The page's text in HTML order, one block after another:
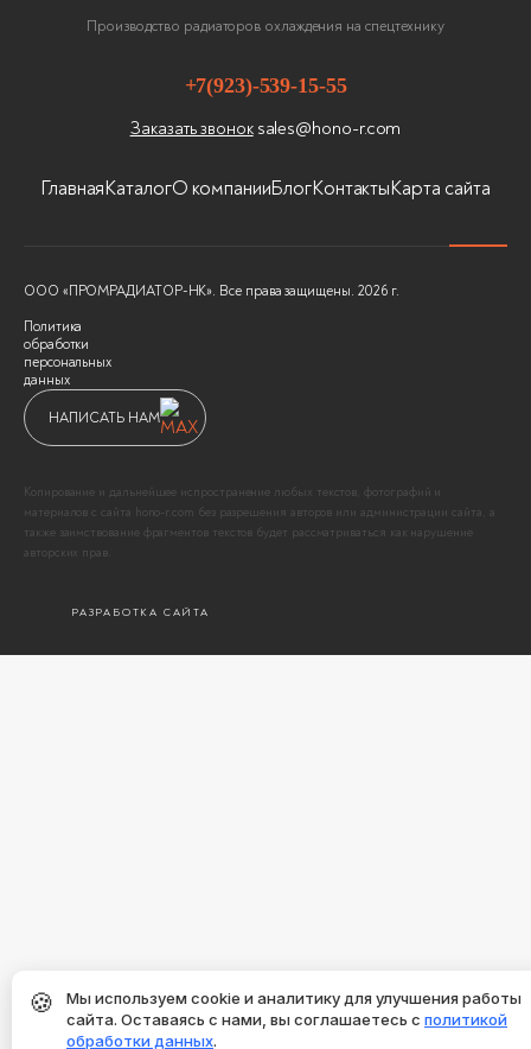
Производство радиаторов охлаждения на спецтехнику
ГлавнаяКаталогО компанииБлогКонтактыКарта сайта
+7(923)-539-15-55
Заказать звонок sales@hono-r.com
ООО «ПРОМРАДИАТОР-НК». Все права защищены. 2026 г.
Политика
обработки
персональных
данных
НАПИСАТЬ НАМ
Копирование и дальнейшее испространение любых текстов, фотографий и
материалов с сайта hono-r.com без разрешения авторов или администрации сайта, а
также заимствование фрагментов текстов будет рассматриваться как нарушение
авторских прав.
РАЗРАБОТКА САЙТА
🍪
Мы используем cookie и аналитику для улучшения работы
сайта. Оставаясь с нами, вы соглашаетесь с политикой
обработки данных.